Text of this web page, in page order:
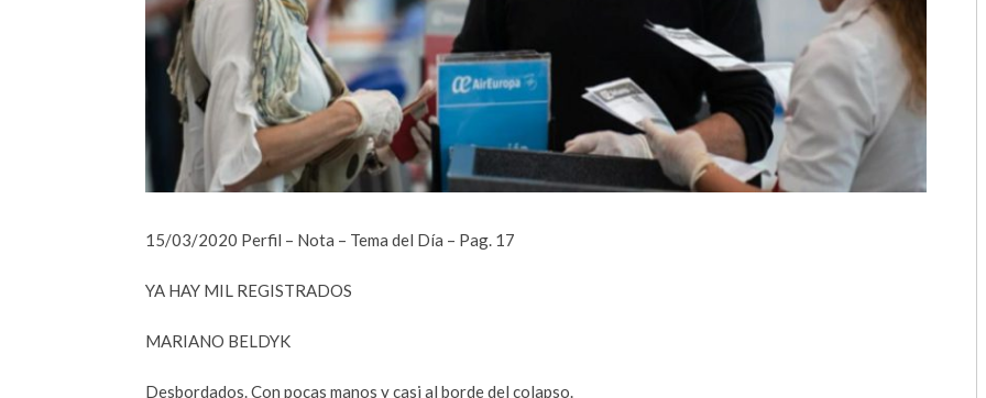
15/03/2020 Perfil – Nota – Tema del Día – Pag. 17
YA HAY MIL REGISTRADOS
MARIANO BELDYK
Desbordados. Con pocas manos y casi al borde del colapso.